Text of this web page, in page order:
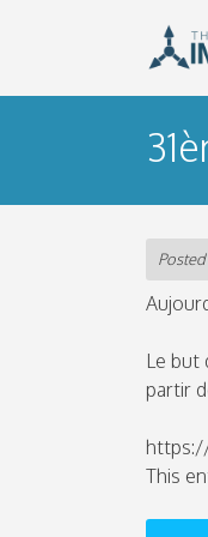
Le but
partir
This